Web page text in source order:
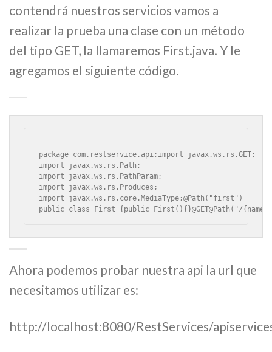
contendrá nuestros servicios vamos a
realizar la prueba una clase con un método
del tipo GET, la llamaremos First.java. Y le
agregamos el siguiente código.
package com.restservice.api;import javax.ws.rs.GET;
import javax.ws.rs.Path;
import javax.ws.rs.PathParam;
import javax.ws.rs.Produces;
import javax.ws.rs.core.MediaType;@Path("first")
Ahora podemos probar nuestra api la url que
necesitamos utilizar es:
http://localhost:8080/RestServices/